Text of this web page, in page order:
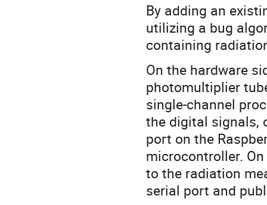
By adding an
utilizing a bug
containing
On the hardware
photomultiplier
single-channel
the digital signals,
port on the
microcontroller.
to the radiation
serial port and